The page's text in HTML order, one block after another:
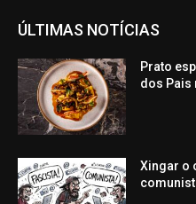
ÚLTIMAS NOTÍCIAS
Prato
dos Pais
Xingar o